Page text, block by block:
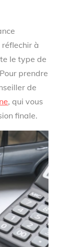
à
le type de
prendre
de
, qui vous
finale.